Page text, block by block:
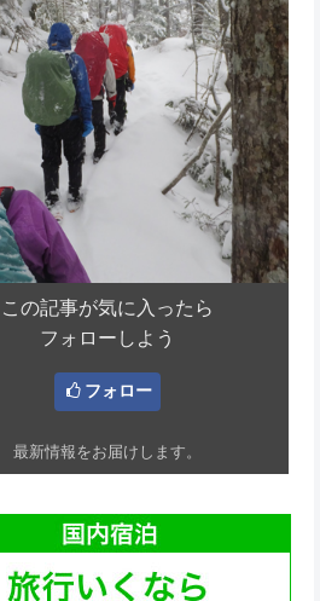
この記事が気に入ったら
フォローしよう
フォロー
最新情報をお届けします。